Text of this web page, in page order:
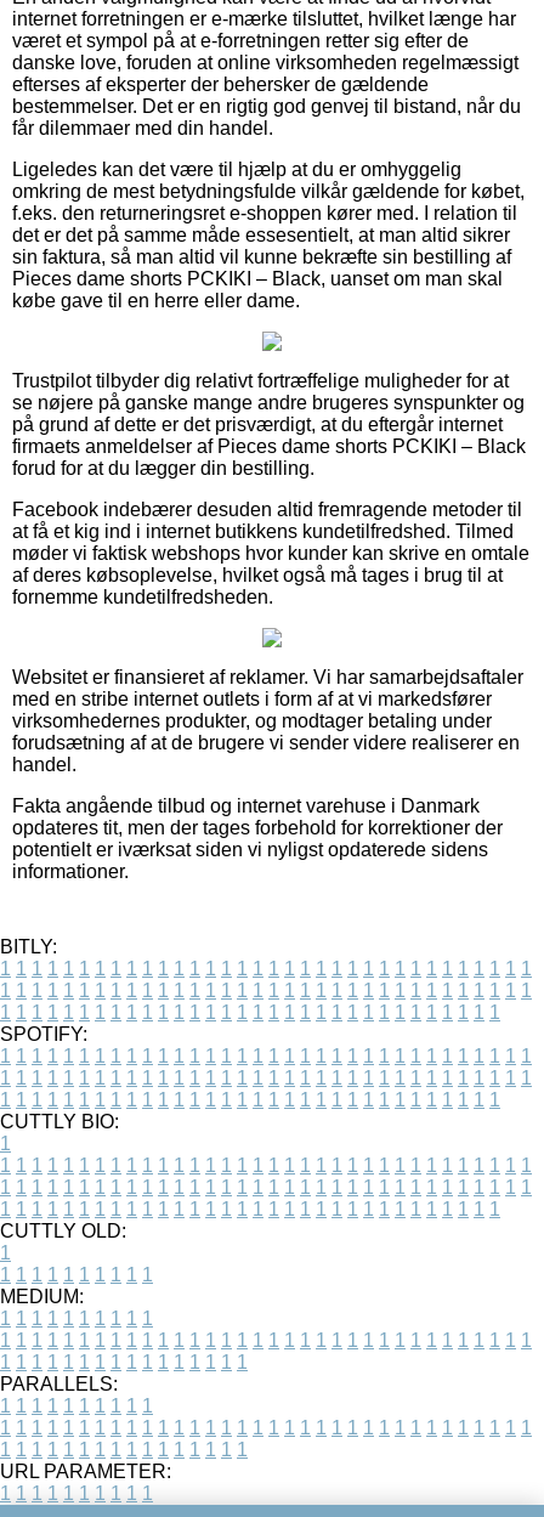
internet forretningen er e-mærke tilsluttet, hvilket længe har
været et sympol på at e-forretningen retter sig efter de
danske love, foruden at online virksomheden regelmæssigt
efterses af eksperter der behersker de gældende
bestemmelser. Det er en rigtig god genvej til bistand, når du
får dilemmaer med din handel.
Ligeledes kan det være til hjælp at du er omhyggelig
omkring de mest betydningsfulde vilkår gældende for købet,
f.eks. den returneringsret e-shoppen kører med. I relation til
det er det på samme måde essesentielt, at man altid sikrer
sin faktura, så man altid vil kunne bekræfte sin bestilling af
Pieces dame shorts PCKIKI – Black, uanset om man skal
købe gave til en herre eller dame.
Trustpilot tilbyder dig relativt fortræffelige muligheder for at
se nøjere på ganske mange andre brugeres synspunkter og
på grund af dette er det prisværdigt, at du eftergår internet
firmaets anmeldelser af Pieces dame shorts PCKIKI – Black
forud for at du lægger din bestilling.
Facebook indebærer desuden altid fremragende metoder til
at få et kig ind i internet butikkens kundetilfredshed. Tilmed
møder vi faktisk webshops hvor kunder kan skrive en omtale
af deres købsoplevelse, hvilket også må tages i brug til at
fornemme kundetilfredsheden.
Websitet er finansieret af reklamer. Vi har samarbejdsaftaler
med en stribe internet outlets i form af at vi markedsfører
virksomhedernes produkter, og modtager betaling under
forudsætning af at de brugere vi sender videre realiserer en
handel.
Fakta angående tilbud og internet varehuse i Danmark
opdateres tit, men der tages forbehold for korrektioner der
potentielt er iværksat siden vi nyligst opdaterede sidens
informationer.
BITLY:
1 1 1 1 1 1 1 1 1 1 1 1 1 1 1 1 1 1 1 1 1 1 1 1 1 1 1 1 1 1 1 1 1 1
1 1 1 1 1 1 1 1 1 1 1 1 1 1 1 1 1 1 1 1 1 1 1 1 1 1 1 1 1 1 1 1 1 1
1 1 1 1 1 1 1 1 1 1 1 1 1 1 1 1 1 1 1 1 1 1 1 1 1 1 1 1 1 1 1 1
SPOTIFY:
1 1 1 1 1 1 1 1 1 1 1 1 1 1 1 1 1 1 1 1 1 1 1 1 1 1 1 1 1 1 1 1 1 1
1 1 1 1 1 1 1 1 1 1 1 1 1 1 1 1 1 1 1 1 1 1 1 1 1 1 1 1 1 1 1 1 1 1
1 1 1 1 1 1 1 1 1 1 1 1 1 1 1 1 1 1 1 1 1 1 1 1 1 1 1 1 1 1 1 1
CUTTLY BIO:
1
1 1 1 1 1 1 1 1 1 1 1 1 1 1 1 1 1 1 1 1 1 1 1 1 1 1 1 1 1 1 1 1 1 1
1 1 1 1 1 1 1 1 1 1 1 1 1 1 1 1 1 1 1 1 1 1 1 1 1 1 1 1 1 1 1 1 1 1
1 1 1 1 1 1 1 1 1 1 1 1 1 1 1 1 1 1 1 1 1 1 1 1 1 1 1 1 1 1 1 1
CUTTLY OLD:
1
1 1 1 1 1 1 1 1 1 1
MEDIUM:
1 1 1 1 1 1 1 1 1 1
1 1 1 1 1 1 1 1 1 1 1 1 1 1 1 1 1 1 1 1 1 1 1 1 1 1 1 1 1 1 1 1 1 1
1 1 1 1 1 1 1 1 1 1 1 1 1 1 1 1
PARALLELS:
1 1 1 1 1 1 1 1 1 1
1 1 1 1 1 1 1 1 1 1 1 1 1 1 1 1 1 1 1 1 1 1 1 1 1 1 1 1 1 1 1 1 1 1
1 1 1 1 1 1 1 1 1 1 1 1 1 1 1 1
URL PARAMETER:
1 1 1 1 1 1 1 1 1 1